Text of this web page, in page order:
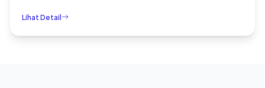
Lihat Detail